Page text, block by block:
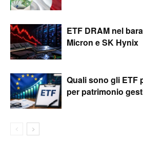
ETF DRAM nel
Micron e SK Hynix
Quali sono gli ETF
per patrimonio